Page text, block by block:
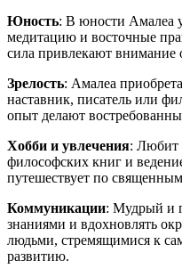
Юность: В юности Амалеа
медитацию и восточные
сила привлекают
Зрелость: Амалеа
наставник, писатель или
опыт делают
Хобби и увлечения: Любит
философских книг и
путешествует по
Коммуникации: Мудрый и
знаниями и вдохновлять
людьми, стремящимися к
развитию.